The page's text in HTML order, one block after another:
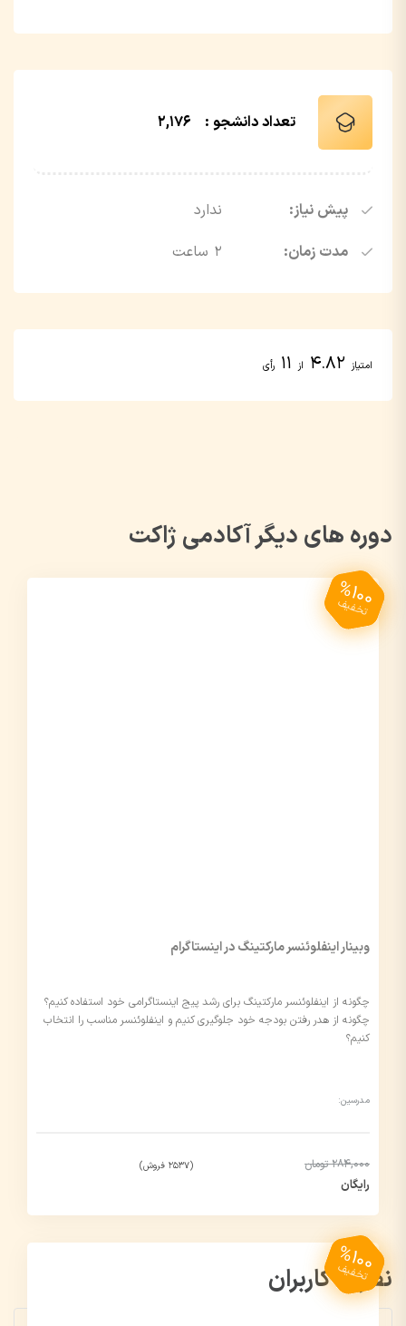
تعداد دانشجو : 2,176
پیش نیاز:
ندارد
مدت زمان:
۲ ساعت
امتیاز 4.82 از 11 رأی
دوره های دیگر آکادمی ژاکت
%100
تخفیف
وبینار اینفلوئنسر مارکتینگ در اینستاگرام
چگونه از اینفلوئنسر مارکتینگ برای رشد پیج اینستاگرامی خود استفاده کنیم؟
چگونه از هدر رفتن بودجه خود جلوگیری کنیم و اینفلوئنسر مناسب را انتخاب
کنیم؟
مدرسین:
284,000 تومان
رایگان
(2537 فروش)
%100
تخفیف
نظرات کاربران